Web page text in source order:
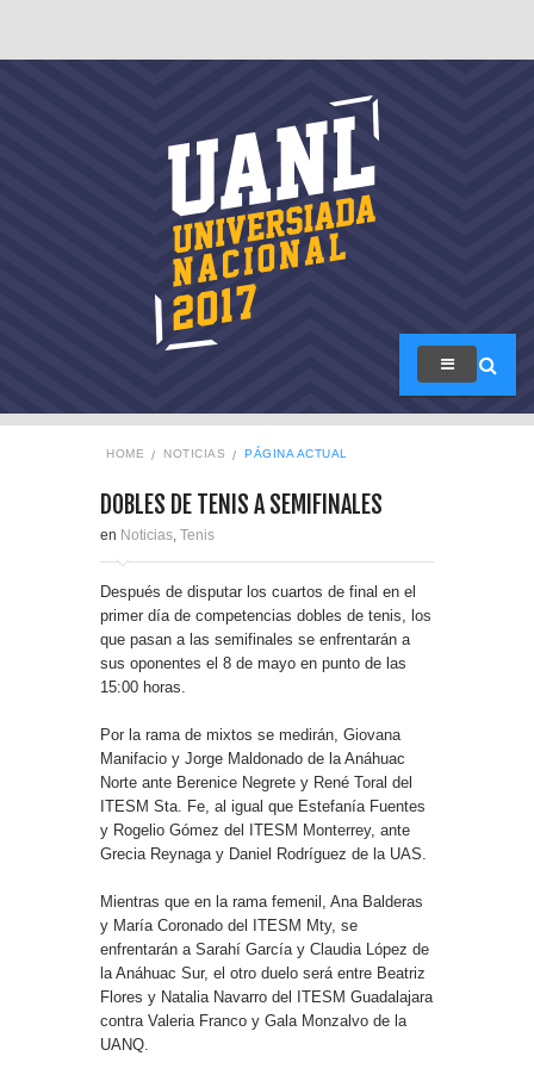
HOME NOTICIAS PÁGINA ACTUAL
DOBLES DE TENIS A SEMIFINALES
en Noticias Tenis
Después de disputar los cuartos de final en el
primer día de competencias dobles de tenis, los
que pasan a las semifinales se enfrentarán a
sus oponentes el 8 de mayo en punto de las
15:00 horas.
Por la rama de mixtos se medirán, Giovana
Manifacio y Jorge Maldonado de la Anáhuac
Norte ante Berenice Negrete y René Toral del
ITESM Sta. Fe, al igual que Estefanía Fuentes
y Rogelio Gómez del ITESM Monterrey, ante
Grecia Reynaga y Daniel Rodríguez de la UAS.
Mientras que en la rama femenil, Ana Balderas
y María Coronado del ITESM Mty, se
enfrentarán a Sarahí García y Claudia López de
la Anáhuac Sur, el otro duelo será entre Beatriz
Flores y Natalia Navarro del ITESM Guadalajara
contra Valeria Franco y Gala Monzalvo de la
UANQ.